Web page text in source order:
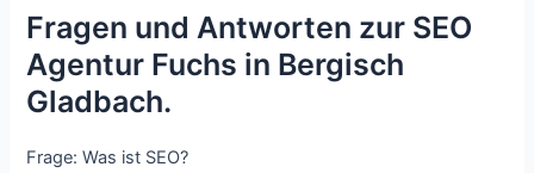
Fragen und Antworten zur SEO
Agentur Fuchs in Bergisch
Gladbach.
Frage: Was ist SEO?